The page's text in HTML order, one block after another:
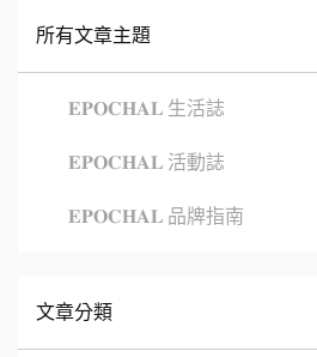
所有文章主題
𝐄𝐏𝐎𝐂𝐇𝐀𝐋 生活誌
𝐄𝐏𝐎𝐂𝐇𝐀𝐋 活動誌
𝐄𝐏𝐎𝐂𝐇𝐀𝐋 品牌指南
文章分類